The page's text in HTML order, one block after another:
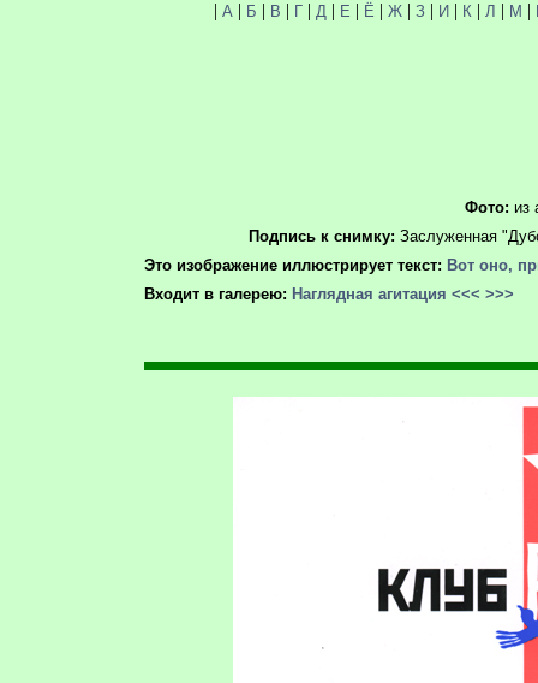
| А | Б | В | Г| Д | Е | Ё | Ж| З| И| К | Л | М |
Фото: из
Подпись к снимку: Заслуженная
Это изображение иллюстрирует текст: Вот оно,
Входит в галерею: Наглядная агитация <<< >>>